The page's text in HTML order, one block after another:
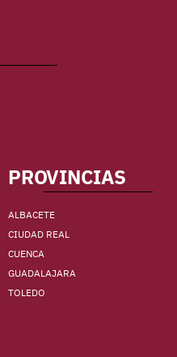
PROVINCIAS
ALBACETE
CIUDAD REAL
CUENCA
GUADALAJARA
TOLEDO